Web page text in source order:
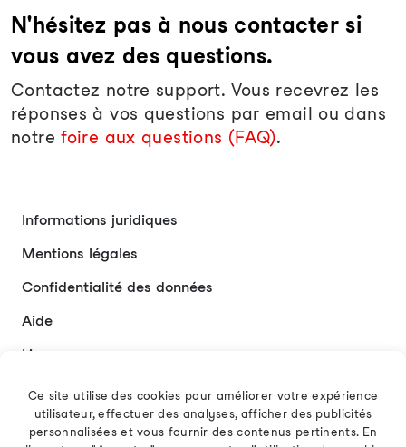
N'hésitez pas à nous contacter si
vous avez des questions.
Contactez notre support. Vous recevrez les
réponses à vos questions par email ou dans
notrefoire aux questions (FAQ).
Informations juridiques
Mentions légales
Confidentialité des données
Aide
Liens
Contact
Ce site utilise des cookies pour améliorer votre expérience
utilisateur, effectuer des analyses, afficher des publicités
personnalisées et vous fournir des contenus pertinents. En